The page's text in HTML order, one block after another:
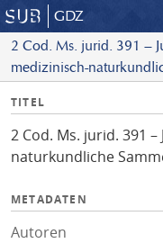
GDZ
2 Cod. Ms. jurid. 391 –
medizinisch-
I
f
o
TITEL
2 Cod. Ms. jurid. 391
naturkundliche
METADATEN
Autoren